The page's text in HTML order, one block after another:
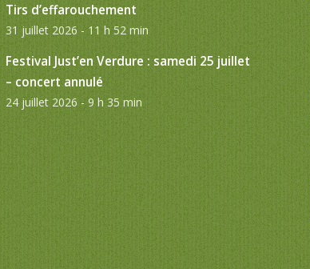
Tirs d’effarouchement
31 juillet 2026 - 11 h 52 min
Festival Just’en Verdure : samedi 25 juillet
– concert annulé
24 juillet 2026 - 9 h 35 min